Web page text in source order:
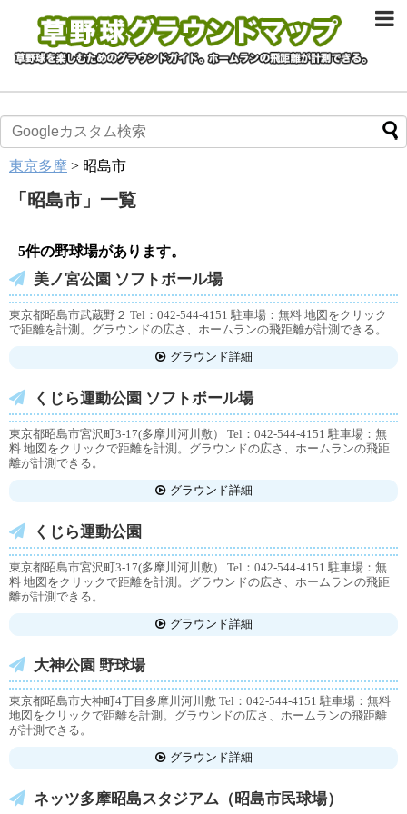
東京多摩 > 昭島市
「 昭島市 」 一覧
5件の野球場があります。
美ノ宮公園 ソフトボール場
東京都昭島市武蔵野２ Tel：042-544-4151 駐車場：無料 地図をクリック
で距離を計測。グラウンドの広さ、ホームランの飛距離が計測できる。
グラウンド詳細
くじら運動公園 ソフトボール場
東京都昭島市宮沢町3-17(多摩川河川敷） Tel：042-544-4151 駐車場：無
料 地図をクリックで距離を計測。グラウンドの広さ、ホームランの飛距
離が計測できる。
グラウンド詳細
くじら運動公園
東京都昭島市宮沢町3-17(多摩川河川敷） Tel：042-544-4151 駐車場：無
料 地図をクリックで距離を計測。グラウンドの広さ、ホームランの飛距
離が計測できる。
グラウンド詳細
大神公園 野球場
東京都昭島市大神町4丁目多摩川河川敷 Tel：042-544-4151 駐車場：無料
地図をクリックで距離を計測。グラウンドの広さ、ホームランの飛距離
が計測できる。
グラウンド詳細
ネッツ多摩昭島スタジアム（昭島市民球場）